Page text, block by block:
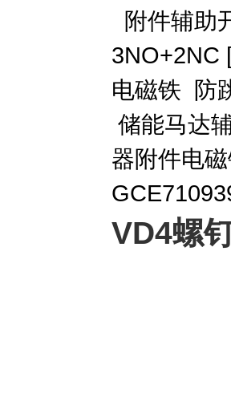
附件辅助
3NO+2NC
电磁铁 防
储能马达
器附件电
VD4螺